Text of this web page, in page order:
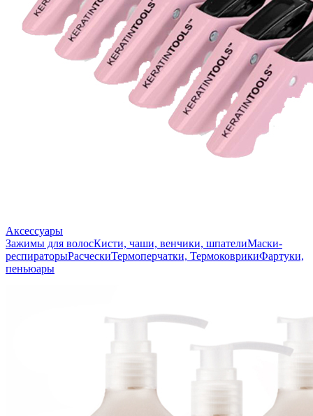
Аксессуары
Зажимы для волосКисти, чаши, венчики, шпателиМаски-
респираторыРасческиТермоперчатки, ТермоковрикиФартуки,
пеньюары